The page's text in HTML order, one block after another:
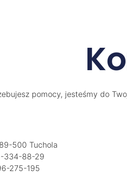
pomocy, jesteśmy do
500 Tuchola
334-88-29
275-195